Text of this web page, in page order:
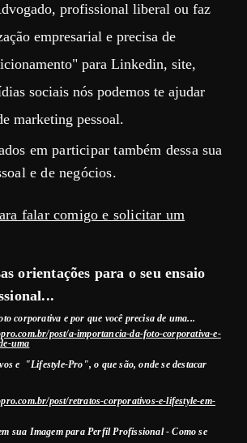
profissional liberal ou faz
empresarial e precisa de
para Linkedin, site,
sociais nós podemos te ajudar
marketing pessoal.
em participar também dessa sua
e de negócios.
falar comigo e solicitar um
orientações para o seu ensaio
corporativa e por que você precisa de uma...
post/a-importancia-da-foto-corporativa-e-
uma
e "Lifestyle-Pro", o que são, onde se destacar
post/retratos-corporativos-e-lifestyle-em-
sua Imagem para Perfil Profissional - Como se